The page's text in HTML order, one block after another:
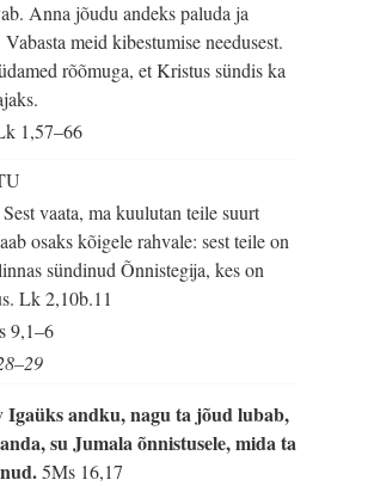
Anna jõudu andeks paluda ja
Vabasta meid kibestumise needusest.
rõõmuga, et Kristus sündis ka
1,57–66
vaata, ma kuulutan teile suurt
osaks kõigele rahvale: sest teile on
sündinud Õnnistegija, kes on
Lk 2,10b.11
9,1–6
Igaüks andku, nagu ta jõud lubab,
su Jumala õnnistusele, mida ta
5Ms 16,17